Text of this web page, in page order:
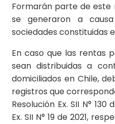
Formarán parte de este
se generaron a
sociedades constituidas
En caso que las rentas
sean distribuidas a
domiciliados en Chile,
registros que
Resolución Ex. SII N°
Ex. SII N° 19 de 2021,